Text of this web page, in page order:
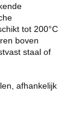
tot 200°C
boven
staal of
afhankelijk